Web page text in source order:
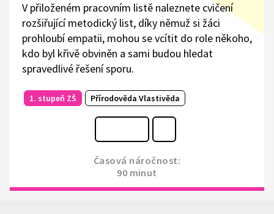
V přiloženém pracovním listě naleznete cvičení
rozšiřující metodický list, díky němuž si žáci
prohloubí empatii, mohou se vcítit do role někoho,
kdo byl křivě obviněn a sami budou hledat
spravedlivé řešení sporu.
1. stupeň ZŠ Přírodověda Vlastivěda
Časová náročnost:
90 minut